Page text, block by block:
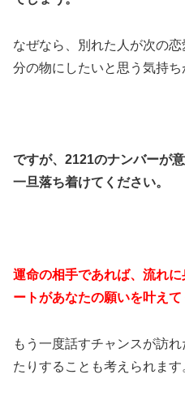
なぜなら、別れた人が次の
分の物にしたいと思う気持ち
ですが、2121のナンバーが
一旦落ち着けてください。
運命の相手であれば、流れ
ートがあなたの願いを叶えて
もう一度話すチャンスが訪
たりすることも考えられます